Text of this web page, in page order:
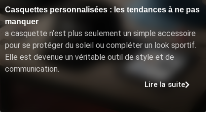
Casquettes personnalisées : les tendances à ne pas
manquer
a casquette n’est plus seulement un simple accessoire
pour se protéger du soleil ou compléter un look sportif.
Elle est devenue un véritable outil de style et de
communication.
Lire la suite